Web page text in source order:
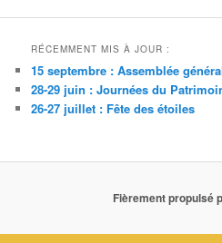
RÉCEMMENT MIS À JOUR :
15 septembre : Assemblée
28-29 juin : Journées du
26-27 juillet : Fête des étoiles
Fièrement propulsé